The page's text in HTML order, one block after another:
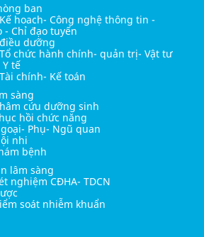
ban
hoach- Công nghệ thông tin -
- Chỉ đạo tuyến
dưỡng
chức hành chính- quản trị- Vật tư
tế
chính- Kế toán
sàng
cứu dưỡng sinh
hồi chức năng
Phụ- Ngũ quan
nhi
bệnh
lâm sàng
nghiệm CĐHA- TDCN
soát nhiễm khuẩn